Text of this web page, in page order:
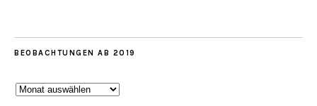
BEOBACHTUNGEN AB 2019
Beobachtungen